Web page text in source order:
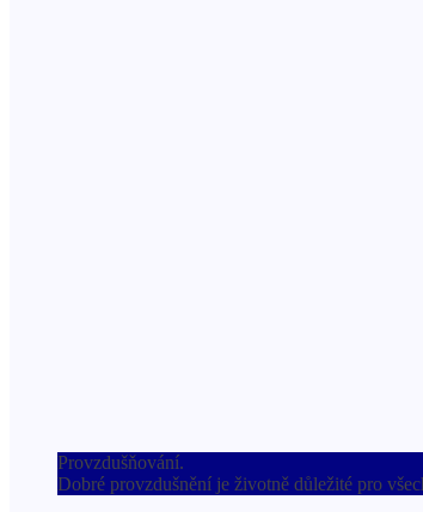
Provzdušňování.
Dobré provzdušnění je životně důležité pro